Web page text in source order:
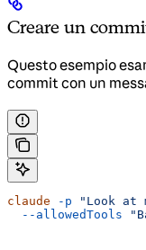
Creare un
Questo esempio
commit con un
claude -p "Look at
  --allowedTools